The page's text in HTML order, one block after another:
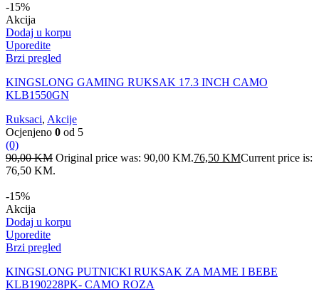
-15%
Akcija
Dodaj u korpu
Uporedite
Brzi pregled
KINGSLONG GAMING RUKSAK 17.3 INCH CAMO
KLB1550GN
Ruksaci, Akcije
Ocjenjeno 0 od 5
(0)
90,00KM Original price was: 90,00 KM.76,50 KMCurrent price is:
76,50 KM.
-15%
Akcija
Dodaj u korpu
Uporedite
Brzi pregled
KINGSLONG PUTNICKI RUKSAK ZA MAME I BEBE
KLB190228PK- CAMO ROZA